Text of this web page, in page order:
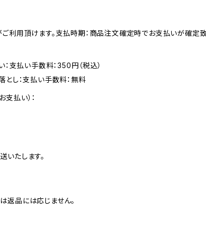
利用頂けます。支払時期：商品注文確定時でお支払いが確定致
支払い手数料：350円（税込）
とし：支払い手数料：無料
払い）：
たします。
返品には応じません。